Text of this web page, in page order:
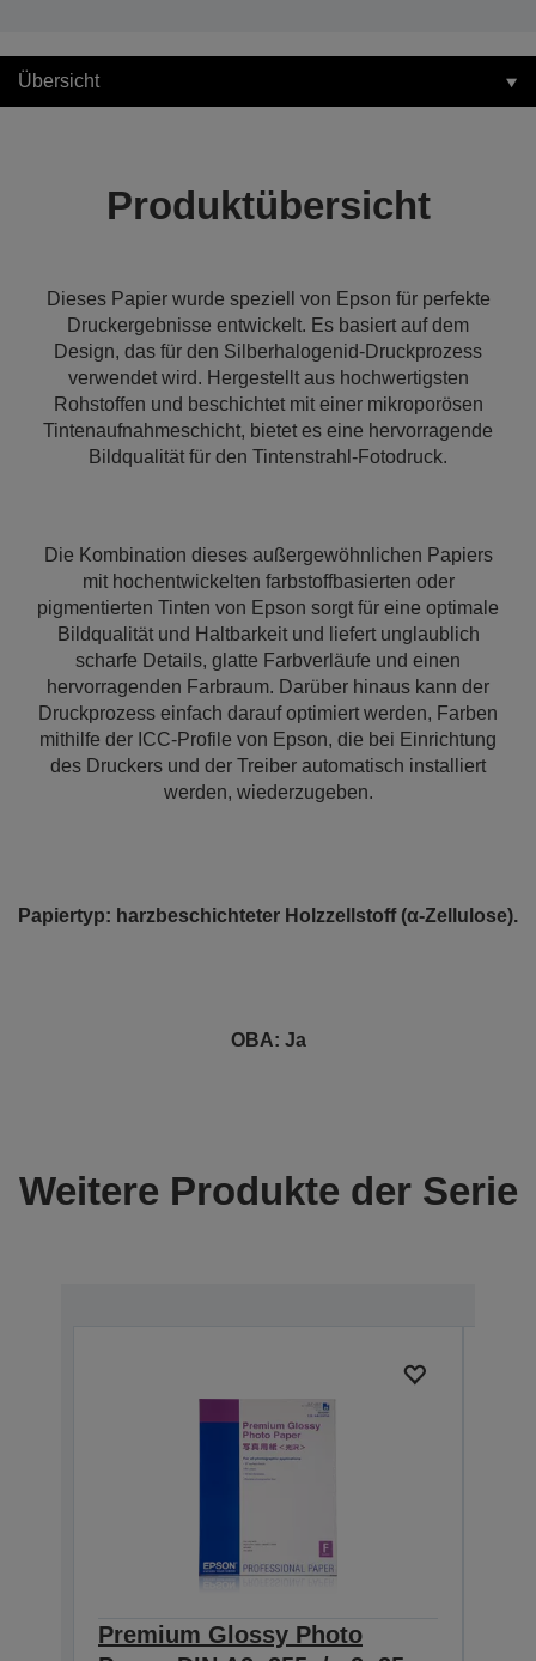
Übersicht
Produktübersicht
Dieses Papier wurde speziell von Epson für perfekte
Druckergebnisse entwickelt. Es basiert auf dem
Design, das für den Silberhalogenid-Druckprozess
verwendet wird. Hergestellt aus hochwertigsten
Rohstoffen und beschichtet mit einer mikroporösen
Tintenaufnahmeschicht, bietet es eine hervorragende
Bildqualität für den Tintenstrahl-Fotodruck.
Die Kombination dieses außergewöhnlichen Papiers
mit hochentwickelten farbstoffbasierten oder
pigmentierten Tinten von Epson sorgt für eine optimale
Bildqualität und Haltbarkeit und liefert unglaublich
scharfe Details, glatte Farbverläufe und einen
hervorragenden Farbraum. Darüber hinaus kann der
Druckprozess einfach darauf optimiert werden, Farben
mithilfe der ICC-Profile von Epson, die bei Einrichtung
des Druckers und der Treiber automatisch installiert
werden, wiederzugeben.
Papiertyp: harzbeschichteter Holzzellstoff (α-Zellulose).
OBA: Ja
Weitere Produkte der Serie
Premium Glossy Photo